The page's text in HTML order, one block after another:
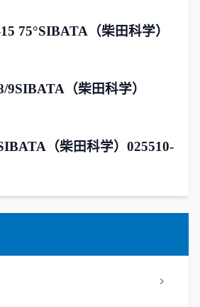
75°SIBATA（柴田科学）
9SIBATA（柴田科学）
（柴田科学）025510-